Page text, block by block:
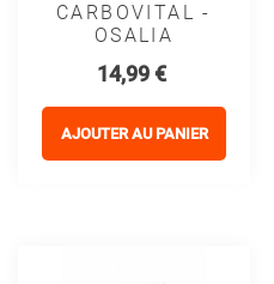
CARBOVITAL -
OSALIA
Prix
14,99 €
AJOUTER AU PANIER